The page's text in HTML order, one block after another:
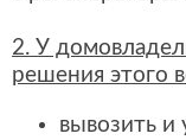
2. У
решения этого
вывозить и